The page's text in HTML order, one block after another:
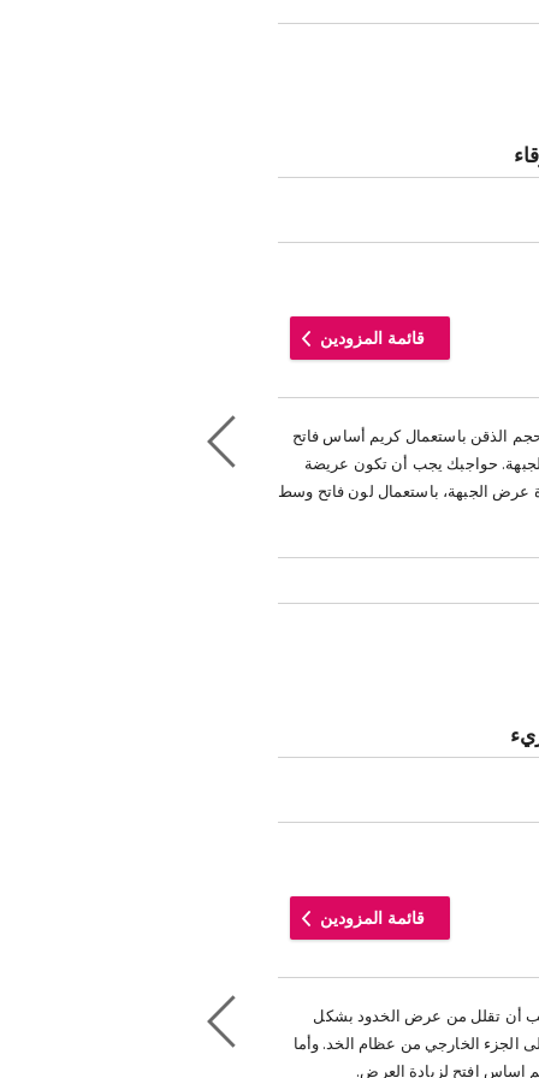
قائمة المزودين
الذقن باستعمال كريم أساس فاتح
حواجبك يجب أن تكون عريضة
عرض الجبهة، باستعمال لون فاتح وسط
قائمة المزودين
أن تقلل من عرض الخدود بشكل
الخارجي من عظام الخد. وأما
اساس افتح لزيادة العرض.